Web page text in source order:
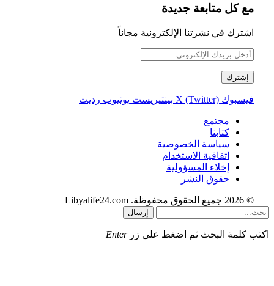
مع كل متابعة جديدة
اشترك في نشرتنا الإلكترونية مجاناً
فيسبوك X (Twitter) بينتيريست يوتيوب رديت
مجتمع
كتابنا
سياسة الخصوصية
اتفاقية الاستخدام
إخلاء المسؤولية
حقوق النشر
© 2026 جميع الحقوق محفوظة. Libyalife24.com
إرسال
اكتب كلمة البحث ثم اضغط على زر Enter